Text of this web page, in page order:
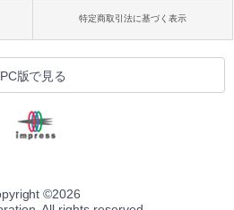
特定商取引法に基づく表示
PC版で見る
©2026